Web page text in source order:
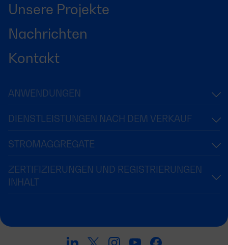
Unsere Projekte
Nachrichten
Kontakt
ANWENDUNGEN
DIENSTLEISTUNGEN NACH DEM VERKAUF
STROMAGGREGATE
ZERTIFIZIERUNGEN UND REGISTRIERUNGEN
INHALT